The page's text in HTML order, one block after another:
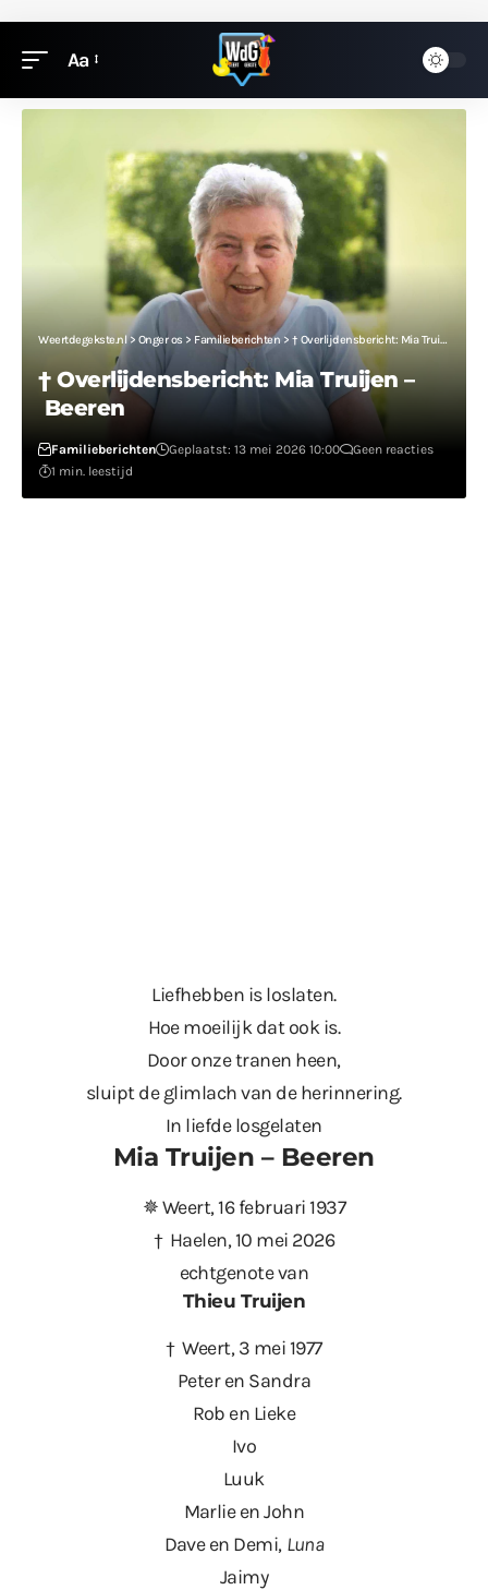
Aa
Weertdegekste.nl> Onger os > Familieberichten > † Overlijdensbericht: Mia Truijen – Beeren
† Overlijdensbericht: Mia Truijen –
Beeren
Familieberichten Geplaatst: 13 mei 2026 10:00
Geen reacties
1 min. leestijd
Liefhebben is loslaten.
Hoe moeilijk dat ook is.
Door onze tranen heen,
sluipt de glimlach van de herinnering.
In liefde losgelaten
Mia Truijen – Beeren
✵ Weert, 16 februari 1937​
† Haelen, 10 mei 2026
echtgenote van
Thieu Truijen
† Weert, 3 mei 1977
Peter en Sandra
Rob en Lieke
Ivo
Luuk
Marlie en John
Dave en Demi, Luna
Jaimy